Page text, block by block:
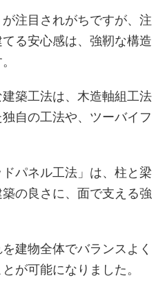
注目されがちですが、注
る安心感は、強靭な構造
築工法は、木造軸組工法
自の工法や、ツーバイフ
パネル工法」は、柱と梁
の良さに、面で支える強
建物全体でバランスよく
が可能になりました。